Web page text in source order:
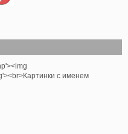
с именем